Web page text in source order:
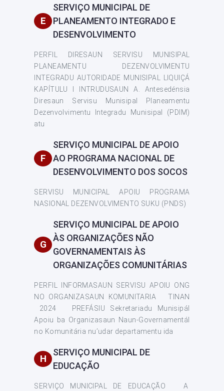
E
SERVIÇO MUNICIPAL DE
PLANEAMENTO INTEGRADO E
DESENVOLVIMENTO
PERFIL DIRESAUN SERVISU MUNISIPAL
PLANEAMENTU DEZENVOLVIMENTU
INTEGRADU AUTORIDADE MUNISIPAL LIQUIÇÁ
KAPÍTULU I INTRUDUSAUN A. Antesedénsia
Diresaun Servisu Munisipal Planeamentu
Dezenvolvimentu Integradu Munisipal (PDIM)
atu
F
SERVIÇO MUNICIPAL DE APOIO
AO PROGRAMA NACIONAL DE
DESENVOLVIMENTO DOS SOCOS
SERVISU MUNICIPAL APOIU PROGRAMA
NASIONAL DEZENVOLVIMENTO SUKU (PNDS)
G
SERVIÇO MUNICIPAL DE APOIO
ÀS ORGANIZAÇÕES NÃO
GOVERNAMENTAIS ÀS
ORGANIZAÇÕES COMUNITÁRIAS
PERFIL INFORMASAUN SERVISU APOIU ONG
NO ORGANIZASAUN KOMUNITARIA TINAN
2024 PREFÁSIU Sekretariadu Munisipál
Apoiu ba Organizasaun Naun-Governamentál
no Komunitária nu’udar departamentu ida
H
SERVIÇO MUNICIPAL DE
EDUCAÇÃO
SERVIÇO MUNICIPAL DE EDUCAÇÃO A